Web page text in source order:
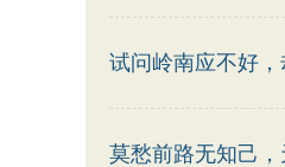
试问岭南应不好，
莫愁前路无知己，